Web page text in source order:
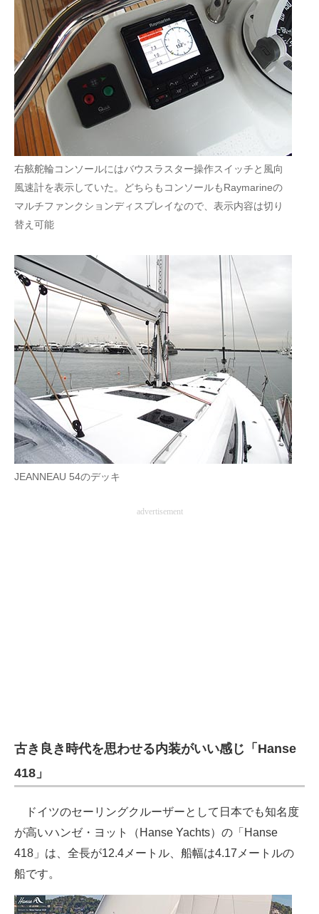
右舷舵輪コンソールにはバウスラスター操作スイッチと風向
風速計を表示していた。どちらもコンソールもRaymarineの
マルチファンクションディスプレイなので、表示内容は切り
替え可能
JEANNEAU 54のデッキ
advertisement
古き良き時代を思わせる内装がいい感じ「Hanse
418」
ドイツのセーリングクルーザーとして日本でも知名度
が高いハンゼ・ヨット（Hanse Yachts）の「Hanse
418」は、全長が12.4メートル、船幅は4.17メートルの
船です。